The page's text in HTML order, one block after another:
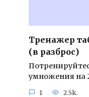
Тренажер
(в разброс)
умножения на
1 2.5k.